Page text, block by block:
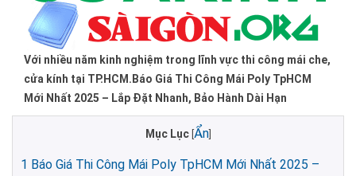
Với nhiều năm kinh nghiệm trong lĩnh vực thi công mái che,
cửa kính tại TP.HCM.Báo Giá Thi Công Mái Poly TpHCM
Mới Nhất 2025 – Lắp Đặt Nhanh, Bảo Hành Dài Hạn
Mục Lục Ẩn]
1 Báo Giá Thi Công Mái Poly TpHCM Mới Nhất 2025 –